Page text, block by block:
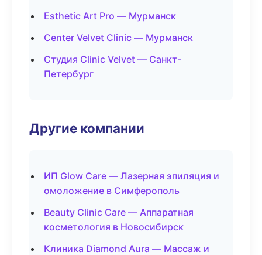
Esthetic Art Pro — Мурманск
Center Velvet Clinic — Мурманск
Студия Clinic Velvet — Санкт-
Петербург
Другие компании
ИП Glow Care — Лазерная эпиляция и
омоложение в Симферополь
Beauty Clinic Care — Аппаратная
косметология в Новосибирск
Клиника Diamond Aura — Массаж и